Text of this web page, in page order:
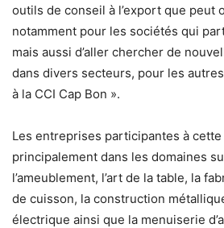
outils de conseil à l’export que peut
notamment pour les sociétés qui
mais aussi d’aller chercher de
dans divers secteurs, pour les
à la CCI Cap Bon ».
Les entreprises participantes à
principalement dans les domaines
l’ameublement, l’art de la table, la
de cuisson, la construction
électrique ainsi que la menuiserie